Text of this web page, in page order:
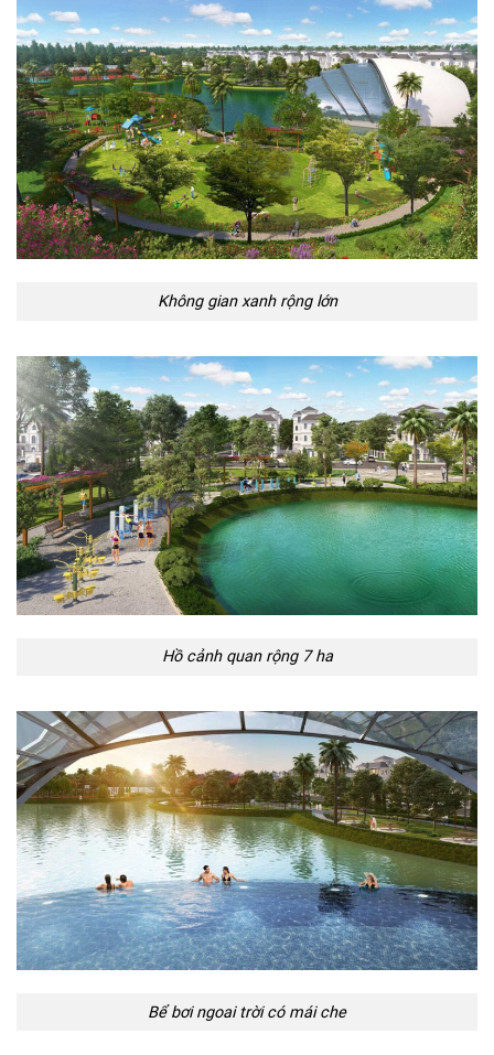
Không gian xanh rộng lớn
Hồ cảnh quan rộng 7 ha
Bể bơi ngoai trời có mái che